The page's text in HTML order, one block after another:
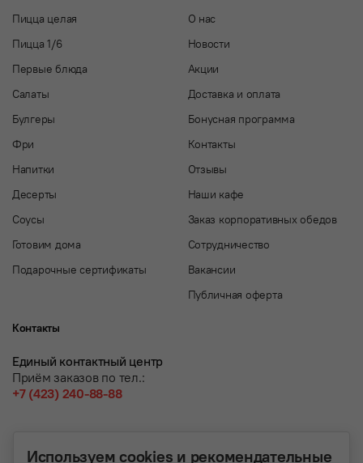
Пицца целая
Пицца 1/6
Первые блюда
Салаты
Булгеры
Фри
Напитки
Десерты
Соусы
Готовим дома
Подарочные сертификаты
О нас
Новости
Акции
Доставка и оплата
Бонусная программа
Контакты
Отзывы
Наши кафе
Заказ корпоративных обедов
Сотрудничество
Вакансии
Публичная оферта
Контакты
Единый контактный центр
Приём заказов по тел.:
+7 (423) 240-88-88
Используем cookies и рекомендательные